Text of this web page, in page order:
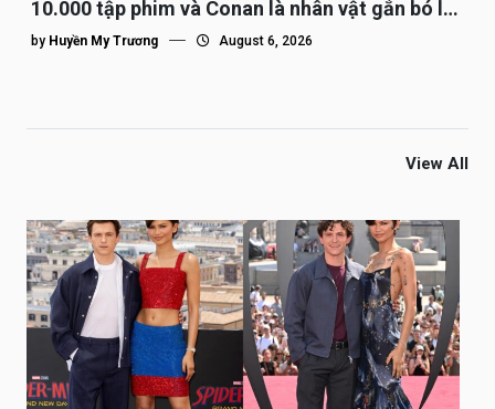
10.000 tập phim và Conan là nhân vật gắn bó lâu
nhất”
by Huyền My Trương August 6, 2026
View All